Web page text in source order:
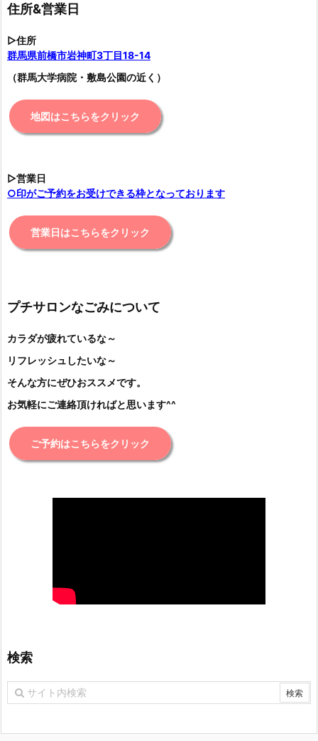
住所&営業日
▷住所
群馬県前橋市岩神町3丁目18-14
（群馬大学病院・敷島公園の近く）
地図はこちらをクリック
▷営業日
○印がご予約をお受けできる枠となっております
営業日はこちらをクリック
プチサロンなごみについて
カラダが疲れているな～
リフレッシュしたいな～
そんな方にぜひおススメです。
お気軽にご連絡頂ければと思います^^
ご予約はこちらをクリック
検索